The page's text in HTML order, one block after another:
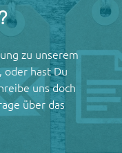
zu unserem
oder hast Du
uns doch
über das